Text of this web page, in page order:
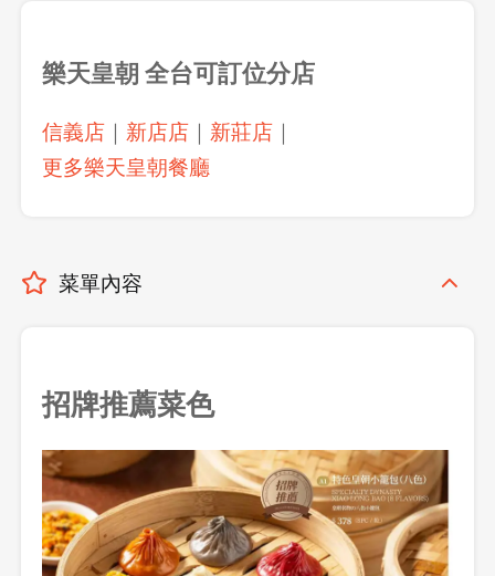
樂天皇朝全台可訂位分店
信義店 ｜ 新店店 ｜ 新莊店 ｜
更多樂天皇朝餐廳
菜單內容
招牌推薦菜色